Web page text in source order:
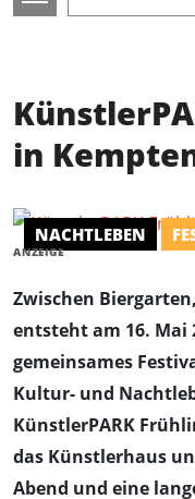
in
NACHTLEBEN
ANZEIGE
Zwischen
entsteht am 16. Mai
gemeinsames
Kultur- und
KünstlerPARK
das Künstlerhaus
Abend und eine